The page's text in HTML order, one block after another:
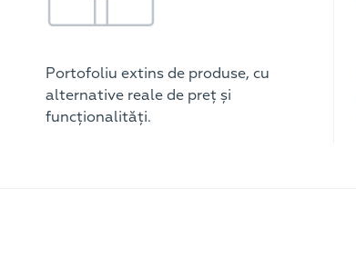
Portofoliu extins de produse, cu
alternative reale de preț și
funcționalități.